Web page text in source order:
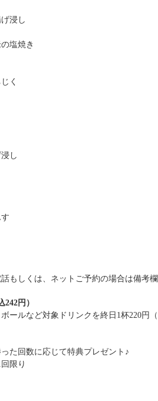
浸し
塩焼き
く
し
もしくは、ネットご予約の場合は備考
242円）
ールなど対象ドリンクを終日1杯220円
た回数に応じて特典プレゼント♪
限り